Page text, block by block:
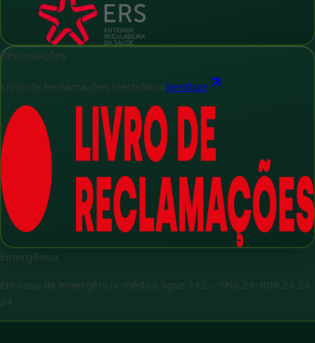
Reclamações
Livro de Reclamações ElectrónicoVerificar
Emergência
Em caso de emergência médica ligue 112. - SNS 24: 808 24 24
24